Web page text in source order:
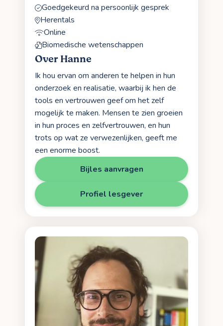
Goedgekeurd na persoonlijk gesprek
Herentals
Online
Biomedische wetenschappen
Over Hanne
Ik hou ervan om anderen te helpen in hun
onderzoek en realisatie, waarbij ik hen de
tools en vertrouwen geef om het zelf
mogelijk te maken. Mensen te zien groeien
in hun proces en zelfvertrouwen, en hun
trots op wat ze verwezenlijken, geeft me
een enorme boost.
Bijles aanvragen
Profiel lesgever